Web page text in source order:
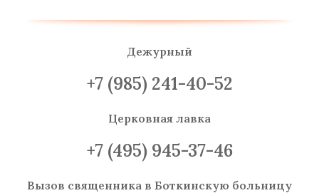
Дежурный
+7 (985) 241-40-52
Церковная лавка
+7 (495) 945-37-46
Вызов священника в Боткинскую больницу